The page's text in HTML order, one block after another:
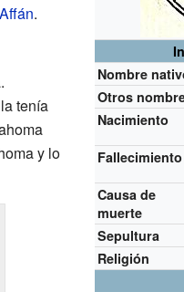
Nombre
Otros
Nacimiento
Fallecimiento
Causa de
muerte
Sepultura
Religión
.
tenía
y lo